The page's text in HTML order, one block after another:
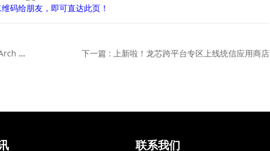
码给朋友，即可直达此页！
上一篇 : 工业实时操作系统 SylixOS 全面支持龙芯 LoongArch 架构 下一篇 : 上新啦！龙芯跨平台专区上线统信应用商店
联系我们